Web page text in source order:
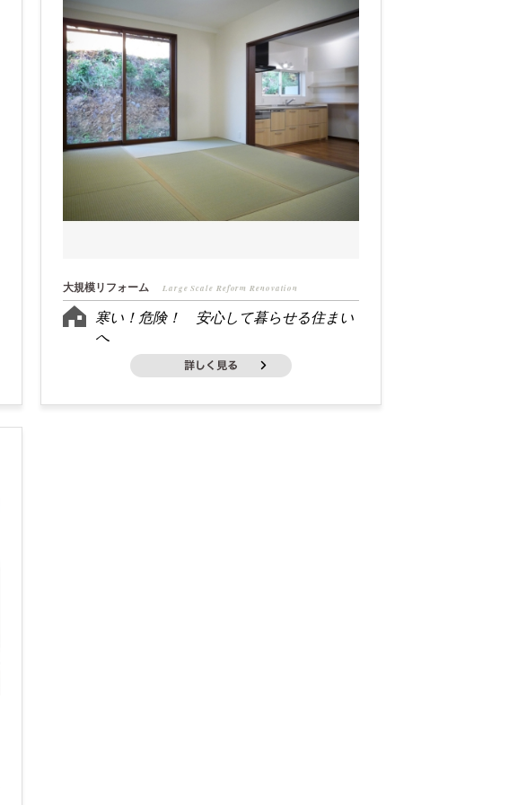
大規模リフォーム Large Scale Reform Renovation
寒い！危険！ 安心して暮らせる住まい
へ